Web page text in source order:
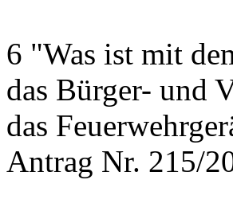
6 "Was ist mit
das Bürger- und
das
Antrag Nr. 215/